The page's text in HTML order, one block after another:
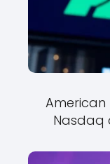
American
Nasdaq